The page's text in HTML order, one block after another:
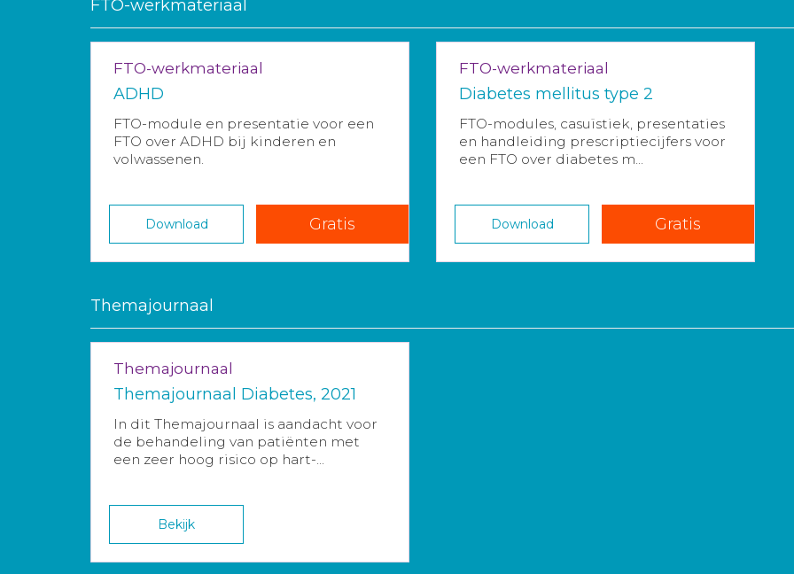
FTO-werkmateriaal
FTO-werkmateriaal
ADHD
FTO-module en presentatie voor een
FTO over ADHD bij kinderen en
volwassenen.
Download Gratis
FTO-werkmateriaal
Diabetes mellitus type 2
FTO-modules, casuïstiek, presentaties
en handleiding prescriptiecijfers voor
een FTO over diabetes m...
Download Gratis
Themajournaal
Themajournaal
Themajournaal Diabetes, 2021
In dit Themajournaal is aandacht voor
de behandeling van patiënten met
een zeer hoog risico op hart-...
Bekijk